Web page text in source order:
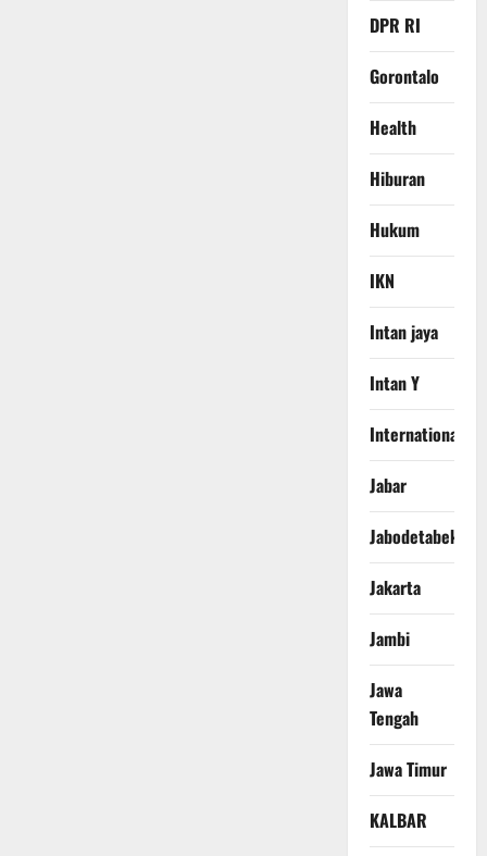
DPR RI
Gorontalo
Health
Hiburan
Hukum
IKN
Intan jaya
Intan Y
International
Jabar
Jabodetabek
Jakarta
Jambi
Jawa
Tengah
Jawa Timur
KALBAR